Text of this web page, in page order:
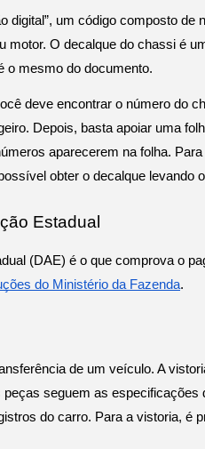
digital”, um código composto
motor. O decalque do chassi é
o mesmo do documento.
deve encontrar o número do
Depois, basta apoiar uma
aparecerem na folha.
obter o decalque levando
Estadual
(DAE) é o que comprova o
do Ministério da Fazenda.
de um veículo. A
seguem as especificações
do carro. Para a vistoria, é